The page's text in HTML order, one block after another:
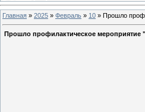
Главная » 2025 » Февраль » 10 » Прошло
Прошло профилактическое